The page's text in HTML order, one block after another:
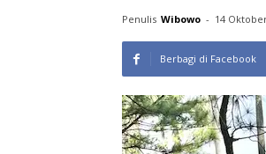
Penulis Wibowo - 14
Berbagi di Facebook